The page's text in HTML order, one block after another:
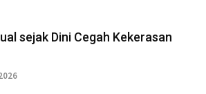
sejak Dini Cegah Kekerasan